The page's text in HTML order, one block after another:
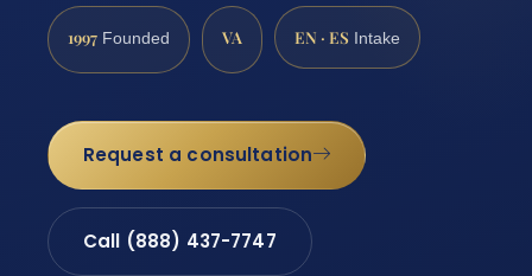
1997 Founded VA EN · ES Intake
Request a consultation
Call (888) 437-7747